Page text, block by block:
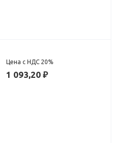
Цена с НДС 20%
1 093,20 ₽